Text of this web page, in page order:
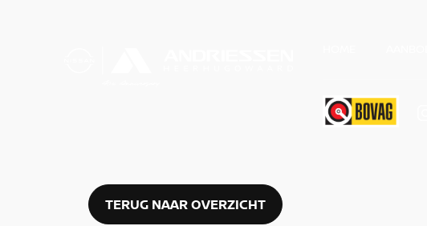
TERUG NAAR OVERZICHT